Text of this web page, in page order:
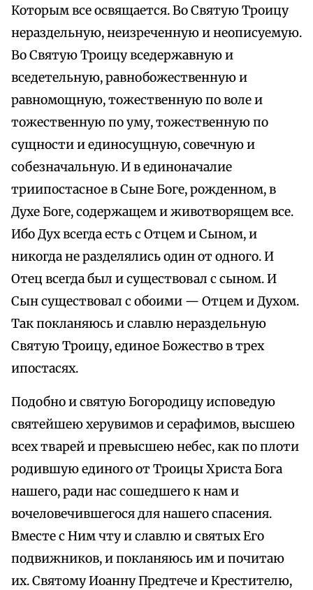
Которым все освящается. Во Святую Троицу
нераздельную, неизреченную и неописуемую.
Во Святую Троицу вседержавную и
вседетельную, равнобожественную и
равномощную, тожественную по воле и
тожественную по уму, тожественную по
сущности и единосущную, совечную и
собезначальную. И в единоначалие
триипостасное в Сыне Боге, рожденном, в
Духе Боге, содержащем и животворящем все.
Ибо Дух всегда есть с Отцем и Сыном, и
никогда не разделялись один от одного. И
Отец всегда был и существовал с сыном. И
Сын существовал с обоими — Отцем и Духом.
Так покланяюсь и славлю нераздельную
Святую Троицу, единое Божество в трех
ипостасях.
Подобно и святую Богородицу исповедую
святейшею херувимов и серафимов, высшею
всех тварей и превысшею небес, как по плоти
родившую единого от Троицы Христа Бога
нашего, ради нас сошедшего к нам и
вочеловечившегося для нашего спасения.
Вместе с Ним чту и славлю и святых Его
подвижников, и покланяюсь им и почитаю
их. Святому Иоанну Предтече и Крестителю,